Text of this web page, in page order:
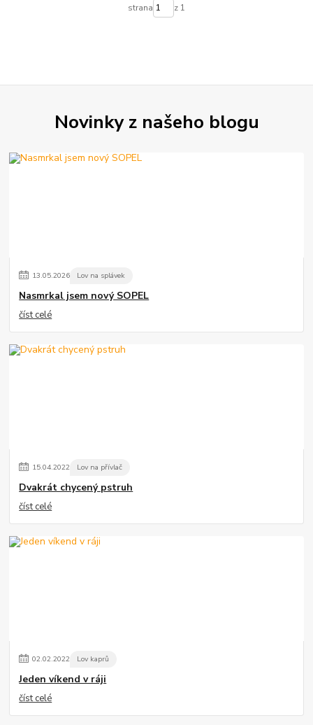
strana z 1
Novinky z našeho blogu
13.05.2026 Lov na splávek
Nasmrkal jsem nový SOPEL
číst celé
15.04.2022 Lov na přívlač
Dvakrát chycený pstruh
číst celé
02.02.2022 Lov kaprů
Jeden víkend v ráji
číst celé